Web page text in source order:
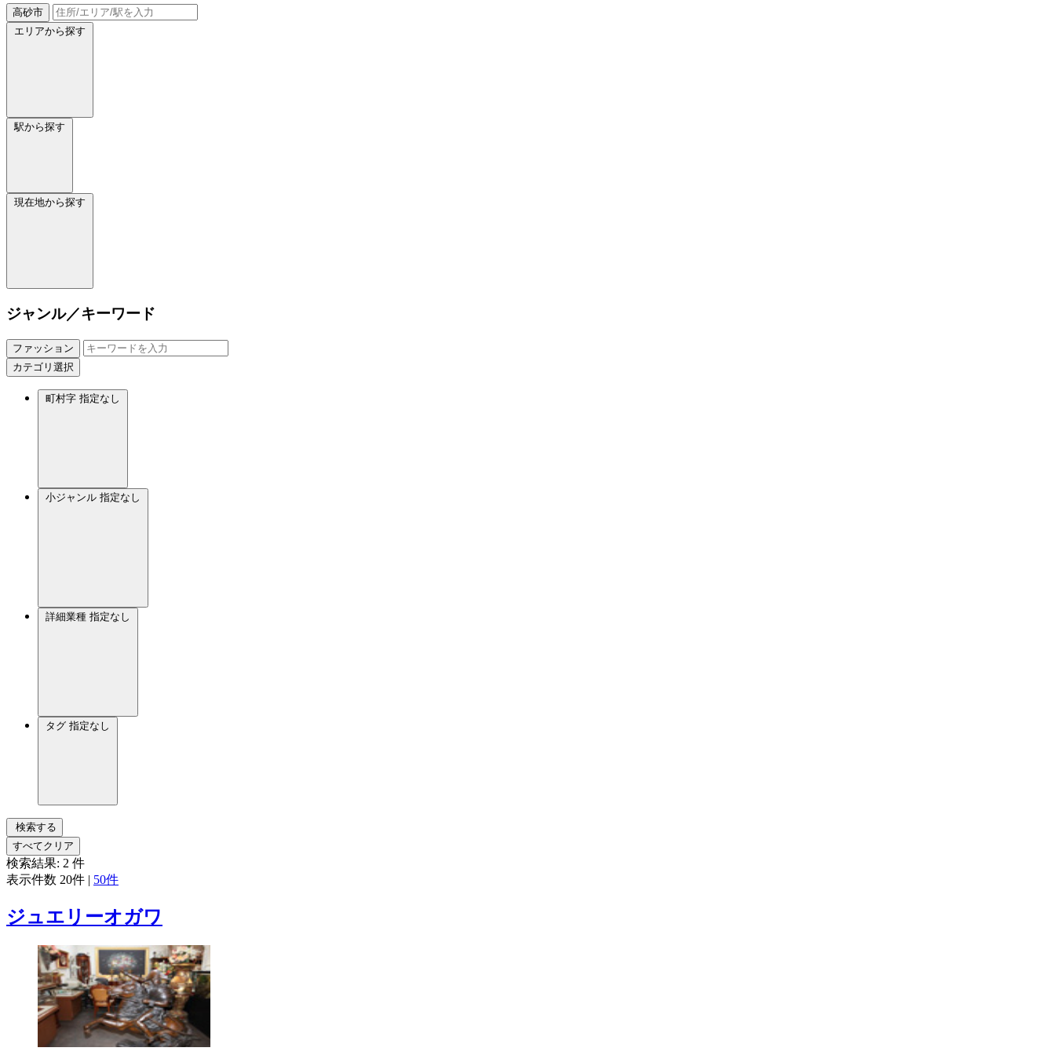
高砂市
エリアから探す
駅から探す
現在地から探す
ジャンル／キーワード
ファッション
カテゴリ選択
町村字 指定なし
小ジャンル 指定なし
詳細業種 指定なし
タグ 指定なし
検索する
すべてクリア
検索結果: 2 件
表示件数 20件 | 50件
ジュエリーオガワ